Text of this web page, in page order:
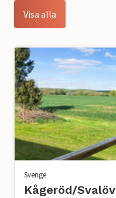
Visa alla
Sverige
Kågeröd/Svalöv